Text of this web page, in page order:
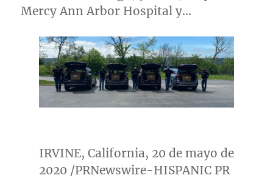
Mercy Ann Arbor Hospital y…
IRVINE, California, 20 de mayo de
2020 /PRNewswire-HISPANIC PR